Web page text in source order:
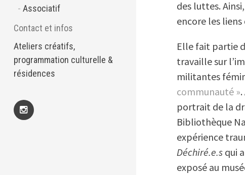
Associatif
Contact et infos
Ateliers créatifs,
programmation culturelle &
résidences
des luttes.
encore les
Elle fait partie
travaille sur
militantes
communauté »
portrait de la
Bibliothèque
expérience
Déchiré.e.s qui
exposé au